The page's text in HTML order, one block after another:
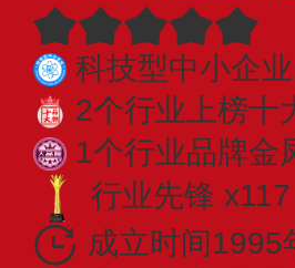
科技型中小企业
2个行业上榜十
1个行业品牌金
行业先锋 x117
成立时间1995